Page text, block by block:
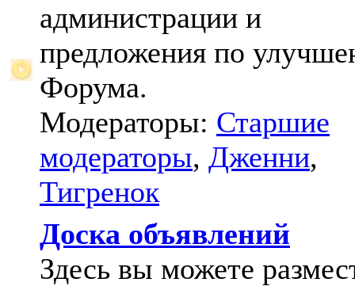
администрации и
предложения по
Форума.
Модераторы: Старшие
модераторы, Дженни,
Тигренок
Доска объявлений
Здесь вы можете